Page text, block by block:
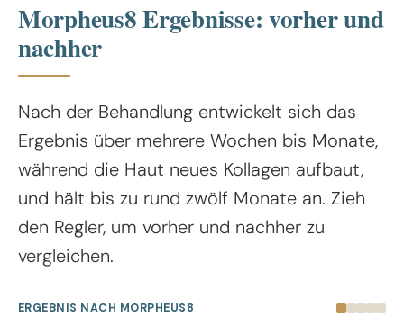
Morpheus8 Ergebnisse: vorher und
nachher
Nach der Behandlung entwickelt sich das
Ergebnis über mehrere Wochen bis Monate,
während die Haut neues Kollagen aufbaut,
und hält bis zu rund zwölf Monate an. Zieh
den Regler, um vorher und nachher zu
vergleichen.
VORHER NACHHER
ERGEBNIS NACH MORPHEUS8